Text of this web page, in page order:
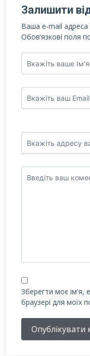
Залишити
Ваша e-mail
Обов’язкові поля
Зберегти моє ім'я,
браузері для моїх
Опублікувати